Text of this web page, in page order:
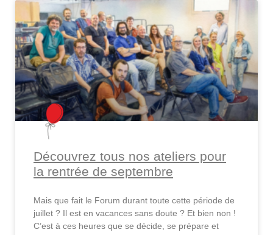
Découvrez tous nos ateliers pour
la rentrée de septembre
Mais que fait le Forum durant toute cette période de
juillet ? Il est en vacances sans doute ? Et bien non !
C’est à ces heures que se décide, se prépare et